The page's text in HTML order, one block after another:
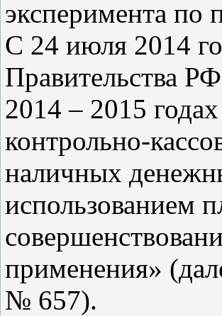
эксперимента
С 24 июля 2014
Правительства
2014 – 2015
контрольно-
наличных
использованием
применения»
№ 657).